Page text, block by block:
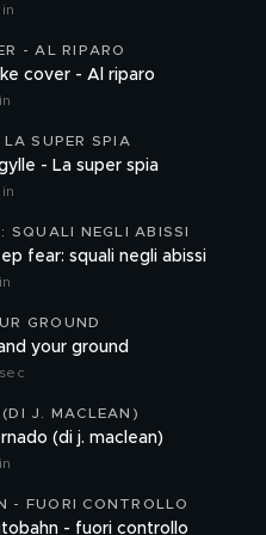
- AL RIPARO
cover - Al riparo
SUPER SPIA
- La super spia
SQUALI NEGLI ABISSI
fear: squali negli abissi
GROUND
your ground
J. MACLEAN)
(di j. maclean)
- FUORI CONTROLLO
- fuori controllo